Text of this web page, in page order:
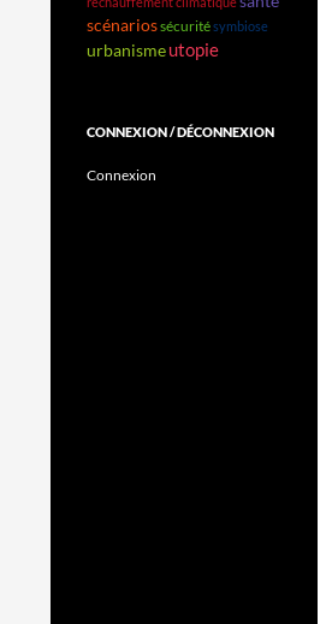
scénariossécuritésymbiose
urbanismeutopie
CONNEXION / DÉCONNEXION
Connexion